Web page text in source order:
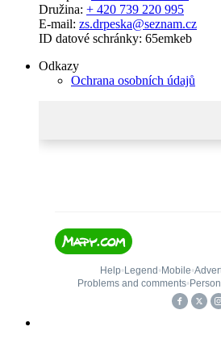
Družina: + 420 739 220 995
E-mail: zs.drpeska@seznam.cz
ID datové schránky: 65emkeb
Odkazy
Ochrana osobních údajů